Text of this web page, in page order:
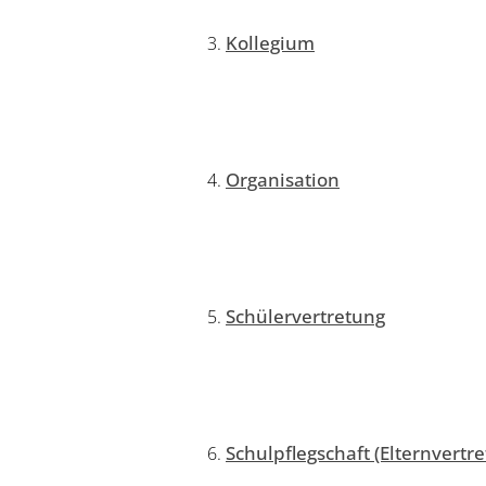
Kollegium
Organisation
Schülervertretung
Schulpflegschaft